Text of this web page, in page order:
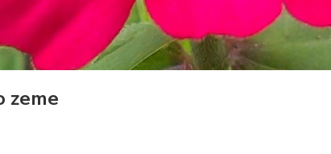
zeme